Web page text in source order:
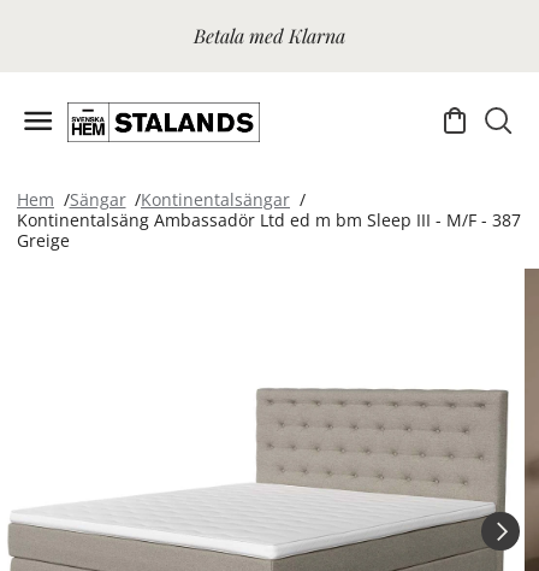
Betala med Klarna
Hem Sängar
Kontinentalsängar
Kontinentalsäng Ambassadör Ltd ed m bm Sleep III - M/F - 387
Greige